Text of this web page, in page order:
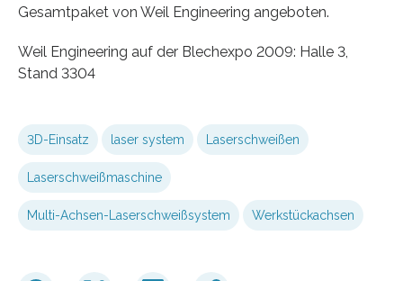
Gesamtpaket von Weil Engineering angeboten.
Weil Engineering auf der Blechexpo 2009: Halle 3,
Stand 3304
3D-Einsatz laser system Laserschweißen
Laserschweißmaschine
Multi-Achsen-Laserschweißsystem Werkstückachsen